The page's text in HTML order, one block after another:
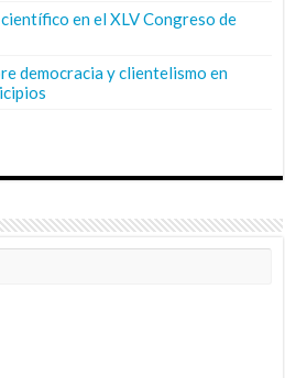
en el XLV Congreso de
democracia y clientelismo en